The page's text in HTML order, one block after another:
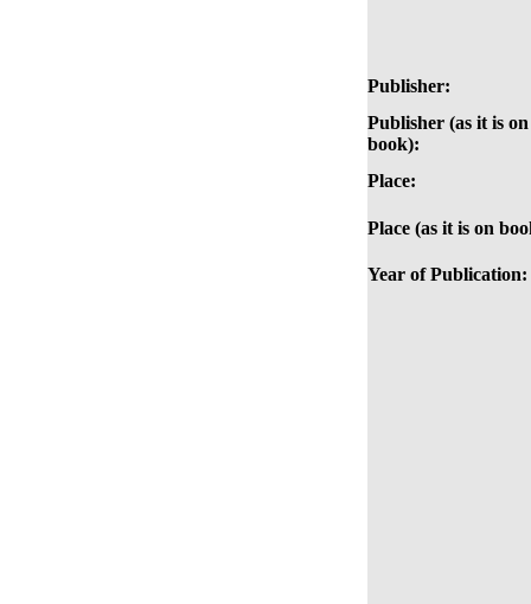
Publisher:
Publisher (as it is on
book):
Place:
Place (as it is on
Year of Publication: